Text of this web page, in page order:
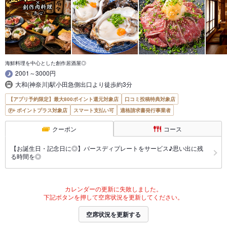
海鮮料理を中心とした創作居酒屋◎
2001～3000円
大和(神奈川)駅小田急側出口より徒歩約3分
【アプリ予約限定】最大800ポイント還元対象店
口コミ投稿特典対象店
ポイントプラス対象店
スマート支払い可 適格請求書発行事業者
クーポン コース
【お誕生日・記念日に◎】バースディプレートをサービス♪思い出に残
る時間を◎
カレンダーの更新に失敗しました。
下記ボタンを押して空席状況を更新してください。
空席状況を更新する